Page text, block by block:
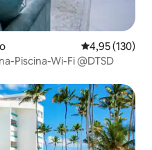
4,95 de uma
4,95 (130)
Piscina-Wi-Fi @DTSD